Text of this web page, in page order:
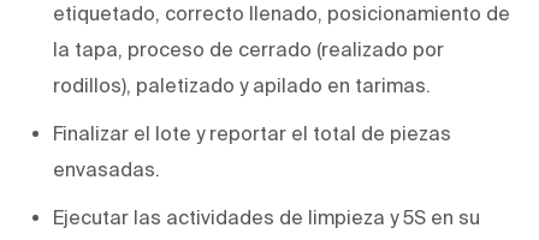
etiquetado, correcto llenado, posicionamiento de
la tapa, proceso de cerrado (realizado por
rodillos), paletizado y apilado en tarimas.
Finalizar el lote y reportar el total de piezas
envasadas.
Ejecutar las actividades de limpieza y 5S en su